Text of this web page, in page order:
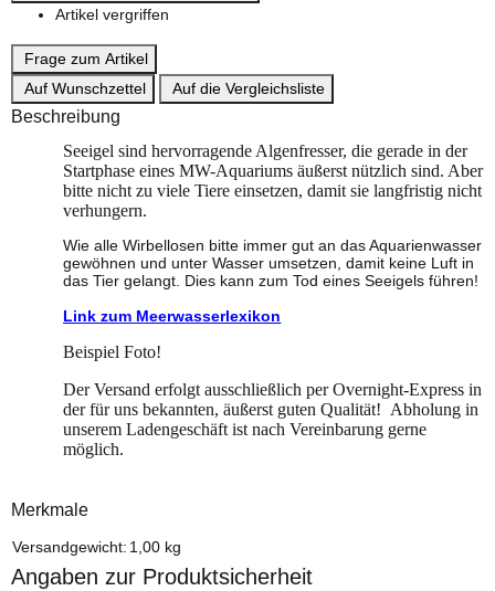
Artikel vergriffen
Frage zum Artikel
Auf Wunschzettel
Auf die Vergleichsliste
Beschreibung
Seeigel sind hervorragende Algenfresser, die gerade in der
Startphase eines MW-Aquariums äußerst nützlich sind. Aber
bitte nicht zu viele Tiere einsetzen, damit sie langfristig nicht
verhungern.
Wie alle Wirbellosen bitte immer gut an das Aquarienwasser
gewöhnen und unter Wasser umsetzen, damit keine Luft in
das Tier gelangt. Dies kann zum Tod eines Seeigels führen!
Link zum Meerwasserlexikon
Beispiel Foto!
Der Versand erfolgt ausschließlich per Overnight-Express in
der für uns bekannten, äußerst guten Qualität! Abholung in
unserem Ladengeschäft ist nach Vereinbarung gerne
möglich.
Merkmale
Produkteigenschaft
Wert
Versandgewicht: 1,00 kg
Angaben zur Produktsicherheit